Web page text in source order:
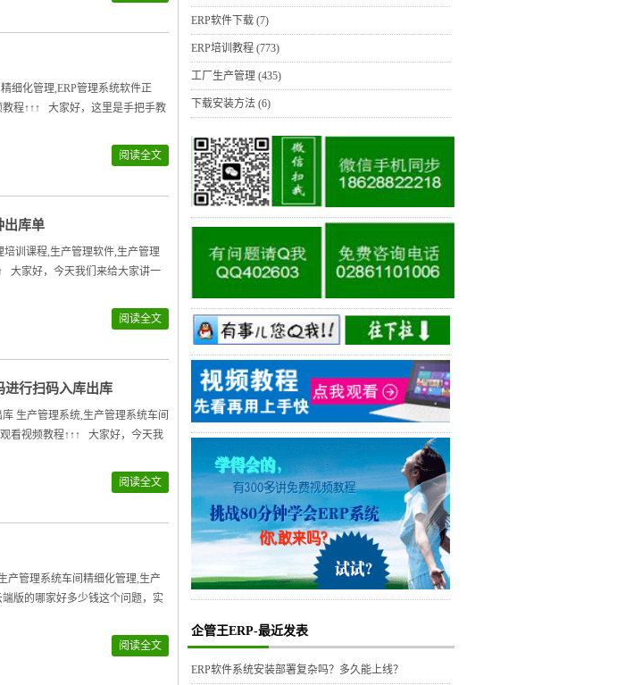
细化管理,ERP管理系统软件正
教程↑↑↑ 大家好，这里是手把手教
阅读全文
出库单
训课程,生产管理软件,生产管理
大家好，今天我们来给大家讲一
阅读全文
进行扫码入库出库
生产管理系统,生产管理系统车间
看视频教程↑↑↑ 大家好，今天我
阅读全文
产管理系统车间精细化管理,生产
版的哪家好多少钱这个问题，实
阅读全文
ERP软件下载 (7)
ERP培训教程 (773)
工厂生产管理 (435)
下载安装方法 (6)
企管王ERP-最近发表
ERP软件系统安装部署复杂吗？多久能上线？